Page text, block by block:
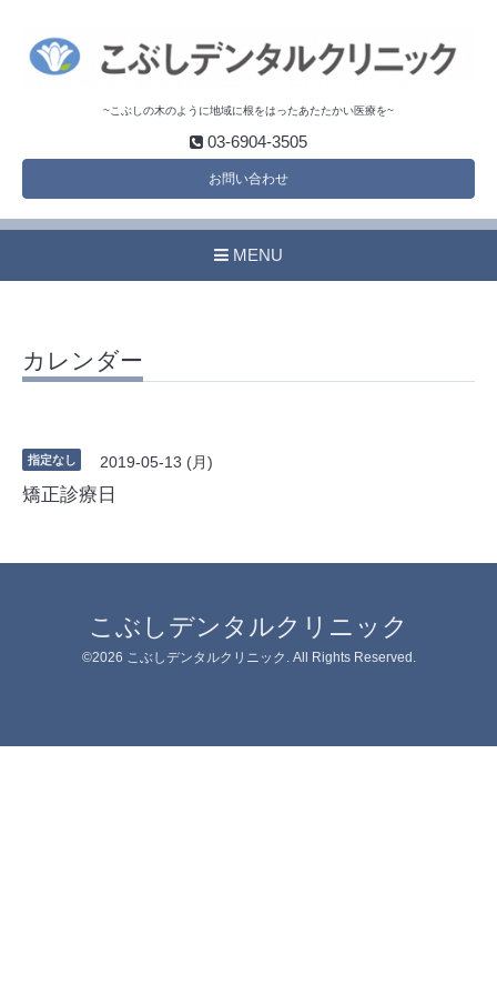
~こぶしの木のように地域に根をはったあたたかい医療を~
03-6904-3505
お問い合わせ
MENU
カレンダー
指定なし 2019-05-13 (月)
矯正診療日
こぶしデンタルクリニック
©2026 こぶしデンタルクリニック . All Rights Reserved.